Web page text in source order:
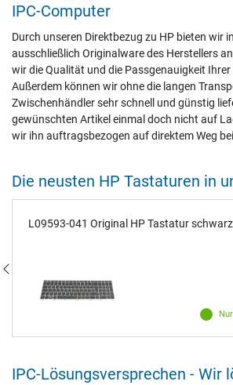
IPC-Computer
Durch unseren Direktbezug zu HP bieten wir
ausschließlich Originalware des Herstellers
wir die Qualität und die Passgenauigkeit
Außerdem können wir ohne die langen
Zwischenhändler sehr schnell und günstig
gewünschten Artikel einmal doch nicht auf
wir ihn auftragsbezogen auf direktem Weg
Die neusten HP Tastaturen in
L09593-041 Original HP Tastatur
IPC-Lösungsversprechen - Wir